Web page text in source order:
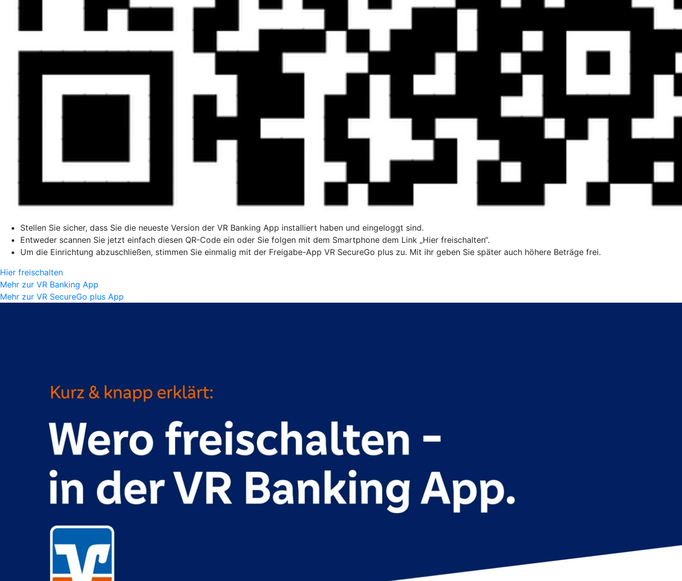
Stellen Sie sicher, dass Sie die neueste Version der VR Banking App installiert haben und eingeloggt sind.
Entweder scannen Sie jetzt einfach diesen QR-Code ein oder Sie folgen mit dem Smartphone dem Link „Hier freischalten“.
Um die Einrichtung abzuschließen, stimmen Sie einmalig mit der Freigabe-App VR SecureGo plus zu. Mit ihr geben Sie später auch höhere Beträge frei.
Hier freischalten
Mehr zur VR Banking App
Mehr zur VR SecureGo plus App